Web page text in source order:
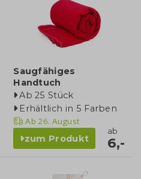
Saugfähiges
Handtuch
Ab 25 Stück
Erhältlich in 5 Farben
Ab 26. August
zum Produkt
ab
6,-